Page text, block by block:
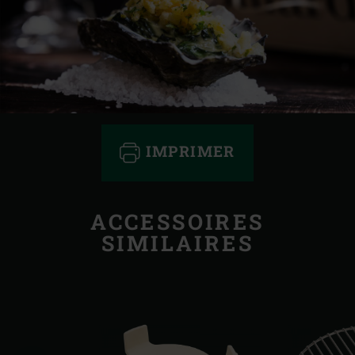
IMPRIMER
ACCESSOIRES
SIMILAIRES